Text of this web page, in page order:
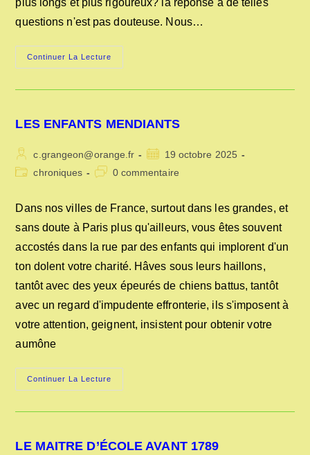
plus longs et plus rigoureux? la réponse à de telles
questions n'est pas douteuse. Nous…
Continuer La Lecture
NOS
LES ENFANTS MENDIANTS
Auteur/autrice
de
c.grangeon@orange.fr
Publication
publiée :
19 octobre 2025
Postchroniques
Commentaires
publication :
0 commentaire
Dans nos villes de France, surtout dans les grandes, et
sans doute à Paris plus qu'ailleurs, vous êtes souvent
accostés dans la rue par des enfants qui implorent d'un
ton dolent votre charité. Hâves sous leurs haillons,
tantôt avec des yeux épeurés de chiens battus, tantôt
avec un regard d'impudente effronterie, ils s'imposent à
votre attention, geignent, insistent pour obtenir votre
aumône
Continuer La Lecture
ENFANTS
LE MAITRE D’ÉCOLE AVANT 1789